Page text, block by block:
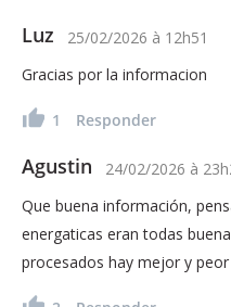
Luz 25/02/2026 à 12h51
Gracias por la informacion
1 Responder
Agustin 24/02/2026 à
Que buena información,
energaticas eran todas
procesados hay mejor y peor